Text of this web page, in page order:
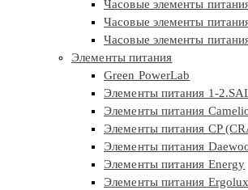
Часовые элементы
Часовые элементы
Часовые элементы
Элементы питания
Green PowerLab
Элементы питания 1-
Элементы питания
Элементы питания CP
Элементы питания
Элементы питания Energy
Элементы питания Ergolux